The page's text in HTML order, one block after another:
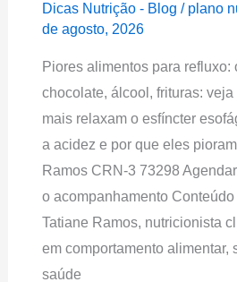
Dicas Nutrição - Blog / plano
de agosto, 2026
Piores alimentos para refluxo:
chocolate, álcool, frituras:
mais relaxam o esfíncter
a acidez e por que eles
Ramos CRN-3 73298
o acompanhamento
Tatiane Ramos, nutricionista
em comportamento alimentar,
saúde
Refluxo:
que
Evitar